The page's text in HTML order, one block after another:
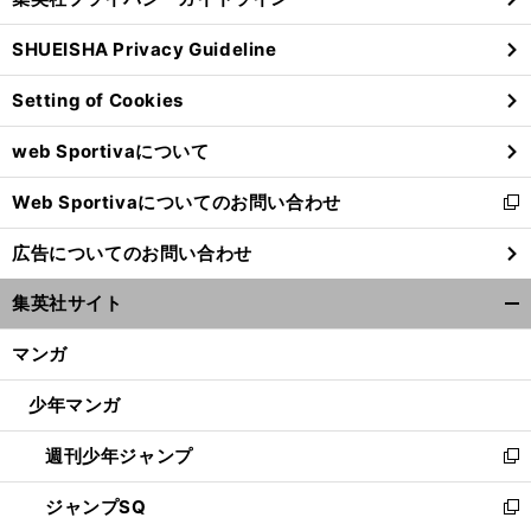
る
ウ
ィ
ン
ド
ウ
で
開
く
SHUEISHA Privacy Guideline
Setting of Cookies
web Sportivaについて
Web Sportivaについてのお問い合わせ
新
し
い
ウ
ィ
ン
ウ
開
く
広告についてのお問い合わせ
集英社サイト
マンガ
少年マンガ
週刊少年ジャンプ
新
し
い
ジャンプSQ
新